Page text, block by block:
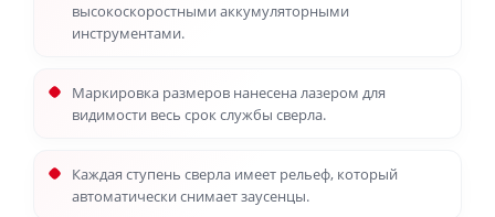
высокоскоростными аккумуляторными
инструментами.
Маркировка размеров нанесена лазером для
видимости весь срок службы сверла.
Каждая ступень сверла имеет рельеф, который
автоматически снимает заусенцы.